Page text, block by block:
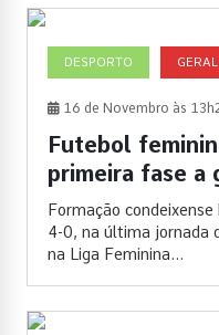
DESPORTO GERAL
16 de Novembro às
Futebol
primeira fase a
Formação
4-0, na última jornada
na Liga Feminina...